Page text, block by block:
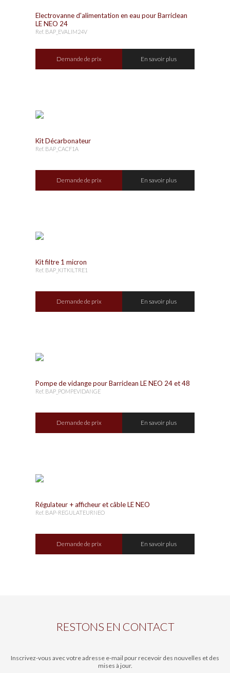
Electrovanne d'alimentation en eau pour Barriclean
LE NEO 24
Ref. BAP_EVALIM24V
Demande de prix En savoir plus
Kit Décarbonateur
Ref. BAP_CACF1A
Demande de prix En savoir plus
Kit filtre 1 micron
Ref. BAP_KITKILTRE1
Demande de prix En savoir plus
Pompe de vidange pour Barriclean LE NEO 24 et 48
Ref. BAP_POMPEVIDANGE
Demande de prix En savoir plus
Régulateur + afficheur et câble LE NEO
Ref. BAP-REGULATEURNEO
Demande de prix En savoir plus
RESTONS EN CONTACT
Inscrivez-vous avec votre adresse e-mail pour recevoir des nouvelles et des
mises à jour.